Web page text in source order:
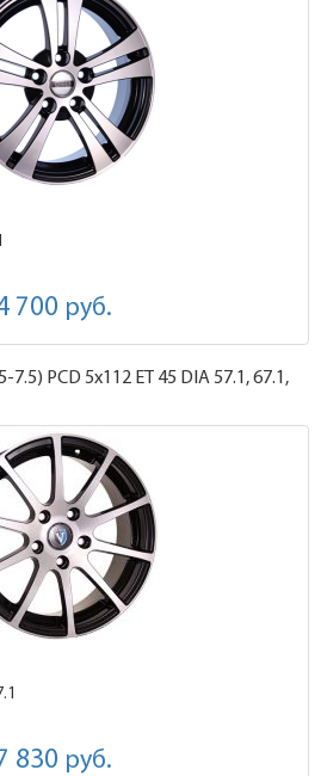
700 руб.
7.5) PCD 5x112 ET 45 DIA 57.1, 67.1,
830 руб.